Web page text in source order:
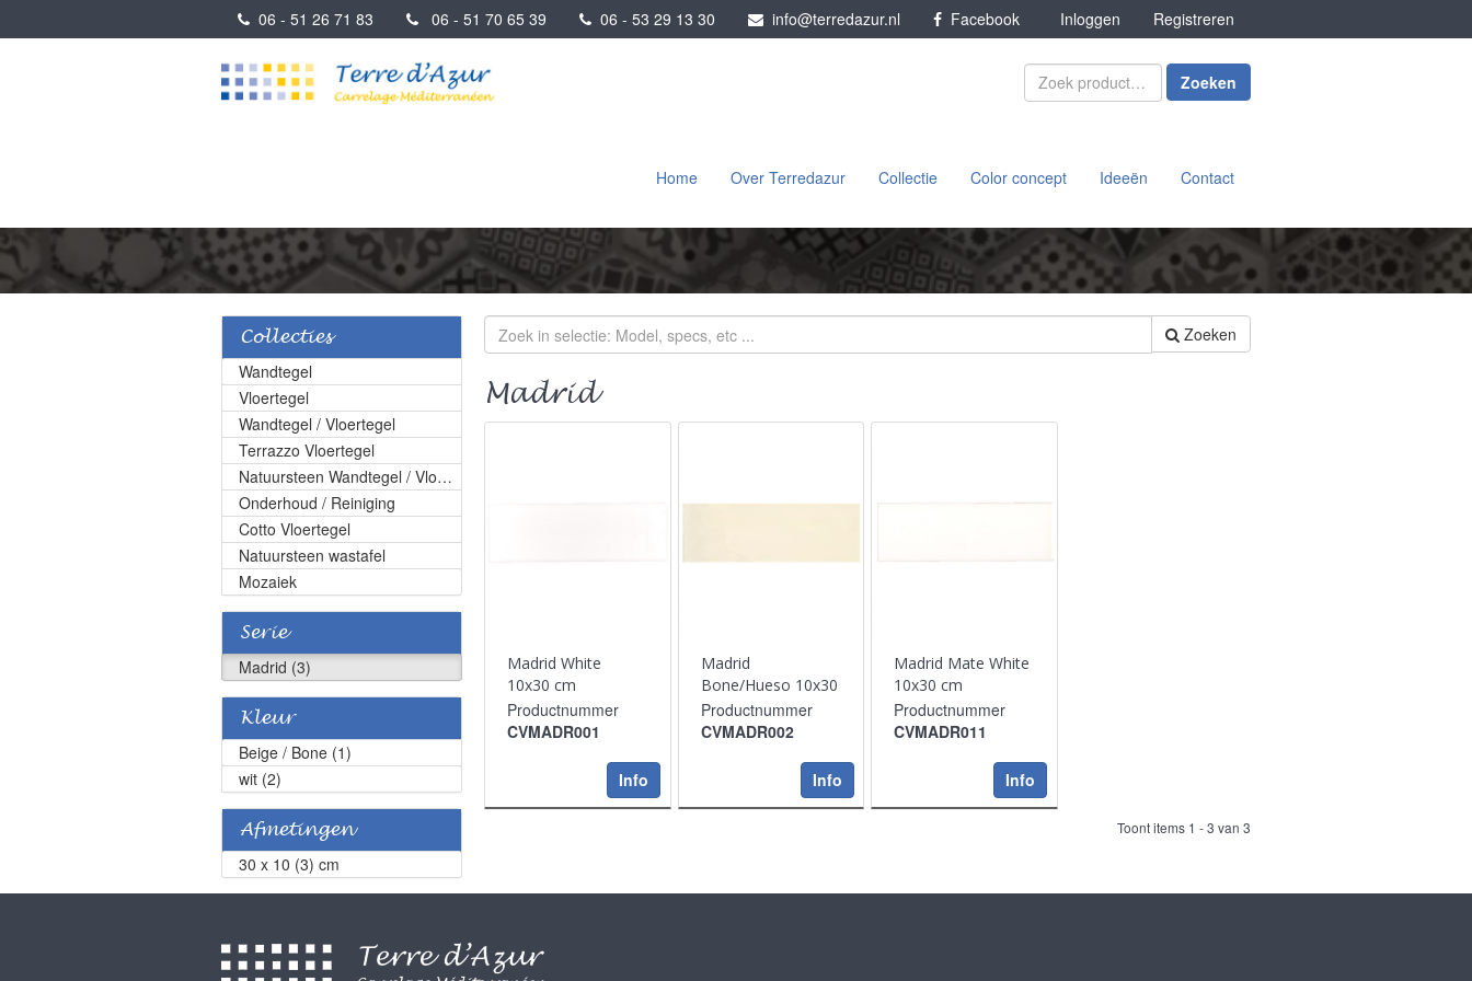
06 - 51 26 71 83 06 - 51 70 65 39 06 - 53 29 13 30 info@terredazur.nl Facebook Inloggen Registreren
Zoeken
Home Over Terredazur Collectie Color concept Ideeën Contact
Collecties
Wandtegel
Vloertegel
Wandtegel / Vloertegel
Terrazzo Vloertegel
Natuursteen Wandtegel / Vloertegel
Onderhoud / Reiniging
Cotto Vloertegel
Natuursteen wastafel
Mozaiek
Serie
Madrid (3)
Kleur
Beige / Bone (1)
wit (2)
Afmetingen
30 x 10 (3) cm
Zoeken
Madrid
Madrid White
10x30 cm
Productnummer
CVMADR001
Info
Madrid
Bone/Hueso 10x30
cm
Productnummer
CVMADR002
Info
Madrid Mate White
10x30 cm
Productnummer
CVMADR011
Info
Toont items 1 - 3 van 3